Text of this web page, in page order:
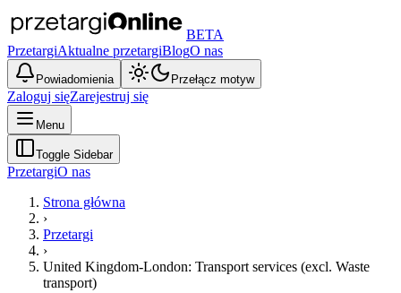
BETA
PrzetargiAktualne przetargiBlogO nas
Powiadomienia Przełącz motyw
Zaloguj sięZarejestruj się
Menu
Toggle Sidebar
PrzetargiO nas
Strona główna
›
Przetargi
›
United Kingdom-London: Transport services (excl. Waste
transport)